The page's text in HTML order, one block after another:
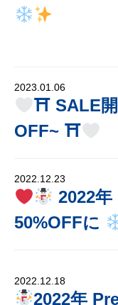
2023.01.06
⛩ SALE
OFF~ ⛩
2022.12.23
2022
50%OFFに
2022.12.18
2022年